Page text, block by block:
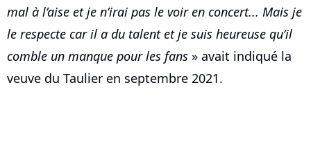
mal à l’aise et je n’irai pas le voir en concert... Mais je
le respecte car il a du talent et je suis heureuse qu’il
comble un manque pour les fans » avait indiqué la
veuve du Taulier en septembre 2021.